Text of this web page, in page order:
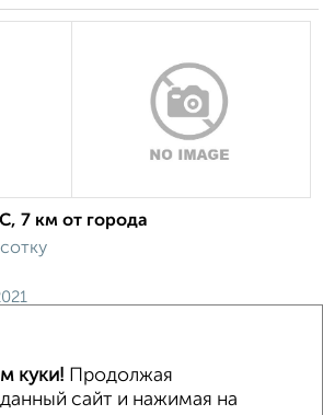
7 км от города
↑ НАВЕРХ К МЕНЮ
куки! Продолжая
сайт и нажимая на